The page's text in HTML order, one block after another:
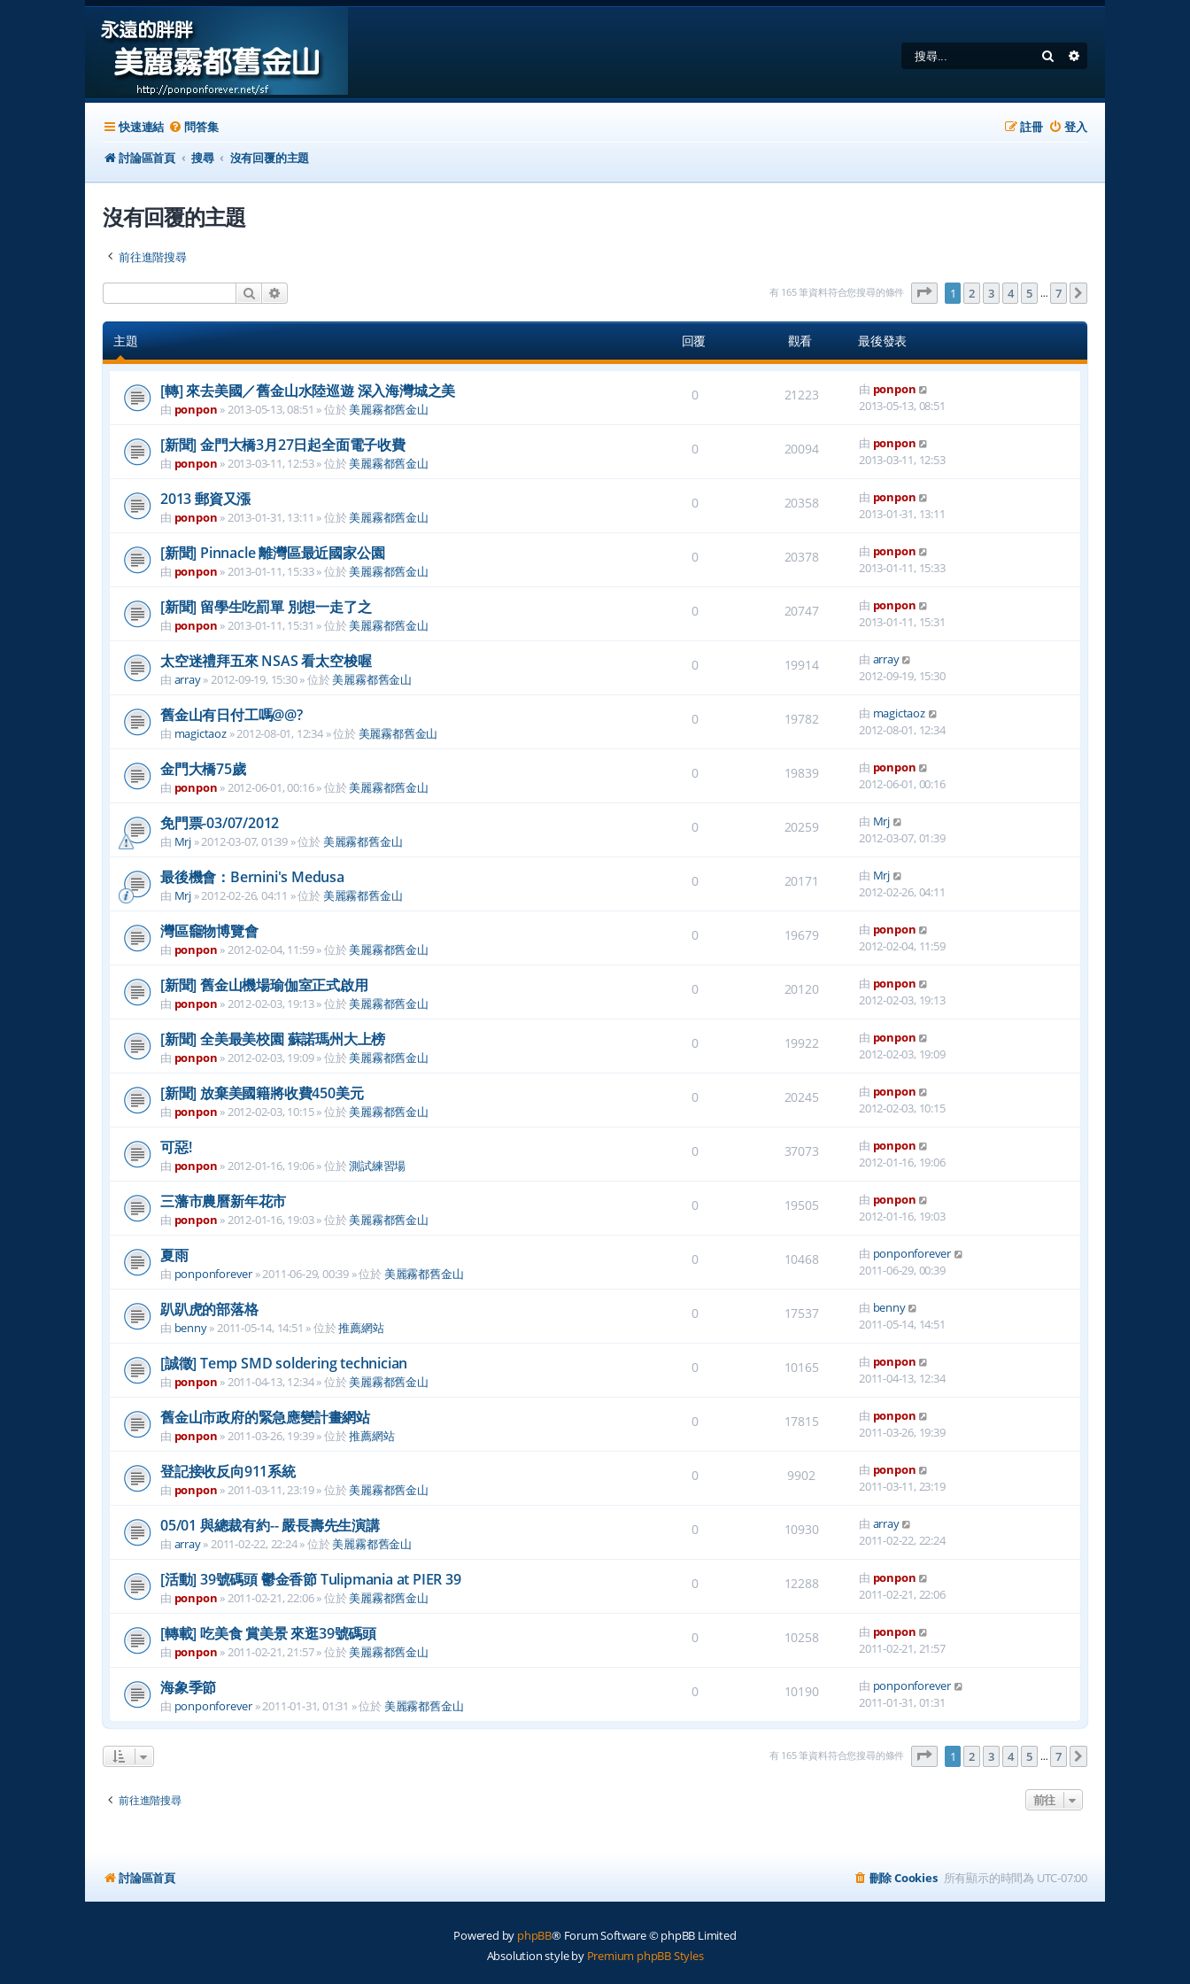
搜尋
快速連結 問答集 登入
註冊
討論區首頁
搜尋 沒有回覆的主題
沒有回覆的主題
前往進階搜尋
搜尋 有 165 筆資料符合您搜尋的條件 1頁 (共 7頁)
1 2 3 4 5 … 7
主題 回覆 觀看 最後發表
[轉] 來去美國／舊金山水陸巡遊 深入海灣城之美
由 ponpon »2013-05-13, 08:51 » 位於美麗霧都舊金山
0 21223 由 ponpon
2013-05-13, 08:51
[新聞] 金門大橋3月27日起全面電子收費
由 ponpon »2013-03-11, 12:53» 位於美麗霧都舊金山
0 20094 由 ponpon
2013-03-11, 12:53
2013 郵資又漲
由 ponpon »2013-01-31, 13:11 » 位於美麗霧都舊金山
0 20358 由 ponpon
2013-01-31, 13:11
[新聞] Pinnacle 離灣區最近國家公園
由 ponpon »2013-01-11, 15:33» 位於美麗霧都舊金山
0 20378 由 ponpon
2013-01-11, 15:33
[新聞] 留學生吃罰單 別想一走了之
由 ponpon »2013-01-11, 15:31 » 位於美麗霧都舊金山
0 20747 由 ponpon
2013-01-11, 15:31
太空迷禮拜五來 NSAS 看太空梭喔
由 array»2012-09-19, 15:30» 位於美麗霧都舊金山
0 19914 由 array
2012-09-19, 15:30
舊金山有日付工嗎@@?
由 magictaoz»2012-08-01, 12:34» 位於 美麗霧都舊金山
0 19782 由 magictaoz
2012-08-01, 12:34
金門大橋75歲
由 ponpon »2012-06-01, 00:16» 位於美麗霧都舊金山
0 19839 由 ponpon
2012-06-01, 00:16
免門票-03/07/2012
由 Mrj »2012-03-07, 01:39 » 位於 美麗霧都舊金山
0 20259 由 Mrj
2012-03-07, 01:39
最後機會：Bernini's Medusa
由 Mrj »2012-02-26, 04:11 » 位於 美麗霧都舊金山
0 20171 由 Mrj
2012-02-26, 04:11
灣區竉物博覽會
由 ponpon »2012-02-04, 11:59» 位於美麗霧都舊金山
0 19679 由 ponpon
2012-02-04, 11:59
[新聞] 舊金山機場瑜伽室正式啟用
由 ponpon »2012-02-03, 19:13» 位於美麗霧都舊金山
0 20120 由 ponpon
2012-02-03, 19:13
[新聞] 全美最美校園 蘇諾瑪州大上榜
由 ponpon »2012-02-03, 19:09» 位於美麗霧都舊金山
0 19922 由 ponpon
2012-02-03, 19:09
[新聞] 放棄美國籍將收費450美元
由 ponpon »2012-02-03, 10:15» 位於美麗霧都舊金山
0 20245 由 ponpon
2012-02-03, 10:15
可惡!
由 ponpon »2012-01-16, 19:06» 位於測試練習場
0 37073 由 ponpon
2012-01-16, 19:06
三藩市農曆新年花市
由 ponpon »2012-01-16, 19:03» 位於美麗霧都舊金山
0 19505 由 ponpon
2012-01-16, 19:03
夏雨
由 ponponforever »2011-06-29, 00:39 » 位於 美麗霧都舊金山
0 10468 由 ponponforever
2011-06-29, 00:39
趴趴虎的部落格
由 benny»2011-05-14, 14:51 » 位於推薦網站
0 17537 由 benny
2011-05-14, 14:51
[誠徵] Temp SMD soldering technician
由 ponpon »2011-04-13, 12:34» 位於美麗霧都舊金山
0 10165 由 ponpon
2011-04-13, 12:34
舊金山市政府的緊急應變計畫網站
由 ponpon »2011-03-26, 19:39» 位於推薦網站
0 17815 由 ponpon
2011-03-26, 19:39
登記接收反向911系統
由 ponpon »2011-03-11, 23:19» 位於美麗霧都舊金山
0 9902 由 ponpon
2011-03-11, 23:19
05/01 與總裁有約-- 嚴長壽先生演講
由 array»2011-02-22, 22:24» 位於美麗霧都舊金山
0 10930 由 array
2011-02-22, 22:24
[活動] 39號碼頭 鬱金香節 Tulipmania at PIER 39
由 ponpon »2011-02-21, 22:06» 位於美麗霧都舊金山
0 12288 由 ponpon
2011-02-21, 22:06
[轉載] 吃美食 賞美景 來逛39號碼頭
由 ponpon »2011-02-21, 21:57» 位於美麗霧都舊金山
0 10258 由 ponpon
2011-02-21, 21:57
海象季節
由 ponponforever »2011-01-31, 01:31 » 位於 美麗霧都舊金山
0 10190 由 ponponforever
2011-01-31, 01:31
有 165 筆資料符合您搜尋的條件 1頁 (共 7頁)
1 2 3 4 5 … 7
前往進階搜尋 前往
討論區首頁 所有顯示的時間為 UTC-07:00
刪除 Cookies
Powered by phpBB® Forum Software © phpBB Limited
Absolution style by Premium phpBB Styles